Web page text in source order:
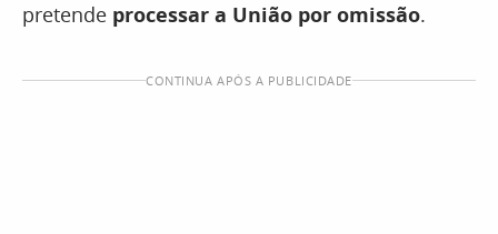
pretende processar a União por omissão.
CONTINUA APÓS A PUBLICIDADE